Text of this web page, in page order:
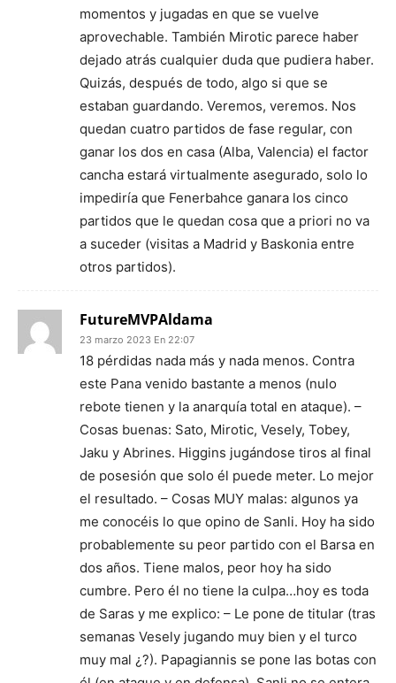
momentos y jugadas en que se vuelve
aprovechable. También Mirotic parece haber
dejado atrás cualquier duda que pudiera haber.
Quizás, después de todo, algo si que se
estaban guardando. Veremos, veremos. Nos
quedan cuatro partidos de fase regular, con
ganar los dos en casa (Alba, Valencia) el factor
cancha estará virtualmente asegurado, solo lo
impediría que Fenerbahce ganara los cinco
partidos que le quedan cosa que a priori no va
a suceder (visitas a Madrid y Baskonia entre
otros partidos).
FutureMVPAldama
23 marzo 2023 En 22:07
18 pérdidas nada más y nada menos. Contra
este Pana venido bastante a menos (nulo
rebote tienen y la anarquía total en ataque). –
Cosas buenas: Sato, Mirotic, Vesely, Tobey,
Jaku y Abrines. Higgins jugándose tiros al final
de posesión que solo él puede meter. Lo mejor
el resultado. – Cosas MUY malas: algunos ya
me conocéis lo que opino de Sanli. Hoy ha sido
probablemente su peor partido con el Barsa en
dos años. Tiene malos, peor hoy ha sido
cumbre. Pero él no tiene la culpa…hoy es toda
de Saras y me explico: – Le pone de titular (tras
semanas Vesely jugando muy bien y el turco
muy mal ¿?). Papagiannis se pone las botas con